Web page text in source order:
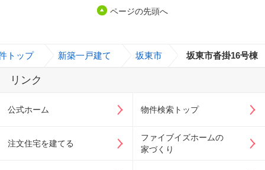
ページの先頭へ
トップ 新築一戸建て 坂東市 坂東市沓掛16号棟
リンク
公式ホーム 物件検索トップ
注文住宅を建てる
ファイブイズホームの
家づくり